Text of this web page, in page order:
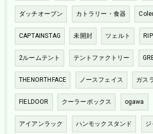
ダッチオーブン カトラリー・食器
CAPTAINSTAG 未開封 ツェルト
2ルームテント テントファクトリー
THENORTHFACE ノースフェイス ガス
FIELDOOR クーラーボックス ogawa
アイアンラック ハンモックスタンド ジ